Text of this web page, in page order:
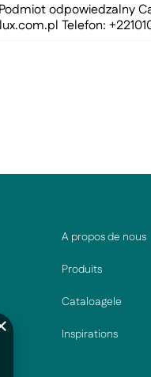
odpowiedzalny
Telefon:
A propos de nous
Produits
Cataloagele
Inspirations